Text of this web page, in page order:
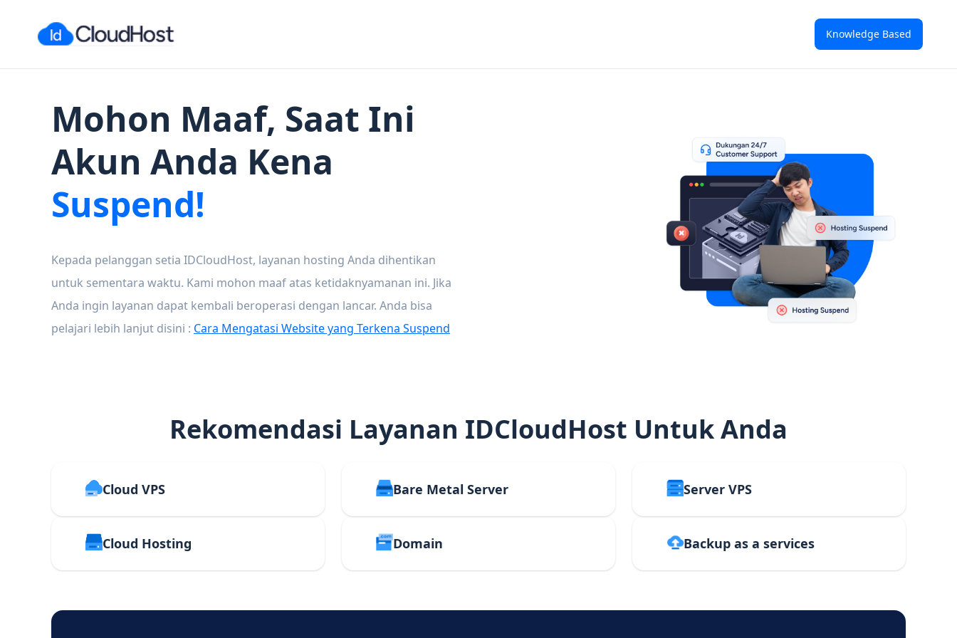
Knowledge Based
Mohon Maaf, Saat Ini
Akun Anda Kena
Suspend!
Kepada pelanggan setia IDCloudHost, layanan hosting Anda dihentikan
untuk sementara waktu. Kami mohon maaf atas ketidaknyamanan ini. Jika
Anda ingin layanan dapat kembali beroperasi dengan lancar. Anda bisa
pelajari lebih lanjut disini : Cara Mengatasi Website yang Terkena Suspend
Rekomendasi Layanan IDCloudHost Untuk Anda
Cloud VPS Bare Metal Server Server VPS
Cloud Hosting Domain Backup as a services